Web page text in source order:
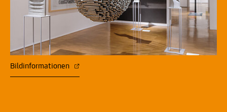
Bildinformationen